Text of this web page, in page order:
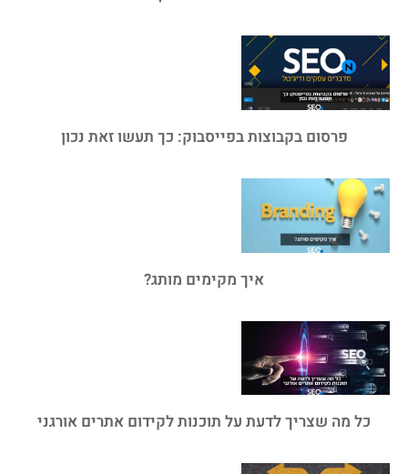
פרסום בקבוצות בפייסבוק: כך תעשו זאת נכון
איך מקימים מותג?
כל מה שצריך לדעת על תוכנות לקידום אתרים אורגני